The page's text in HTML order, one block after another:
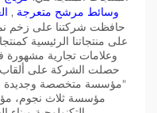
وسائط مرشح متعرجة,
حافظت شركتنا على زخم
على منتجاتنا الرئيسية
حصلت الشركة على ألقاب
"مؤسسة متخصصة وجديدة
مؤسسة ثلاث نجوم،